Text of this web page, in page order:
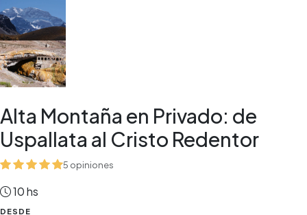
Alta Montaña en Privado: de
Uspallata al Cristo Redentor
5 opiniones
10 hs
DESDE